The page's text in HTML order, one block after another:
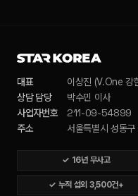
대표
이상진 (V.One 강
상담 담당
박수민 이사
사업자번호
211-09-54899
주소 서울특별시 성동
✓ 16년 무사고
✓ 누적 섭외 3,500건+